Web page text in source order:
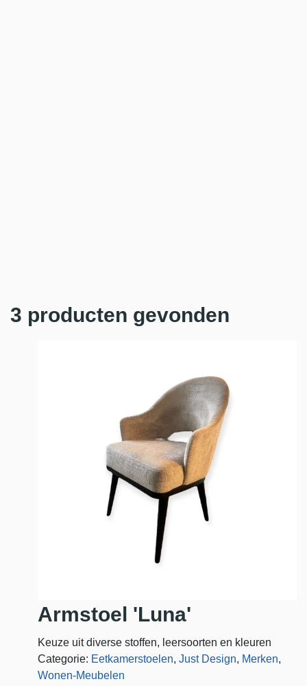
3 producten gevonden
Armstoel 'Luna'
Keuze uit diverse stoffen, leersoorten en kleuren
Categorie: Eetkamerstoelen, Just Design, Merken,
Wonen-Meubelen